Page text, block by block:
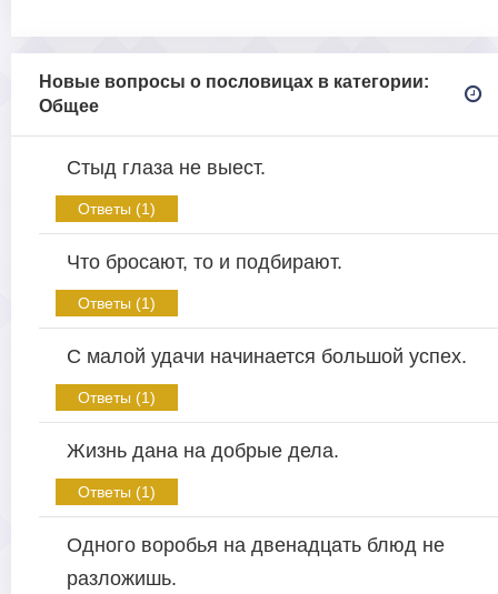
Новые вопросы о пословицах в категории:
Общее
Стыд глаза не выест.
Ответы (1)
Что бросают, то и подбирают.
Ответы (1)
С малой удачи начинается большой успех.
Ответы (1)
Жизнь дана на добрые дела.
Ответы (1)
Одного воробья на двенадцать блюд не
разложишь.